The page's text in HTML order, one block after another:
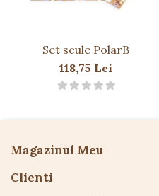
Vârstă recomandată:
Produsul conține
supravegherea unei
Îndepărtați
Set scule PolarB
118,75 Lei
Magazinul Meu
Clienti